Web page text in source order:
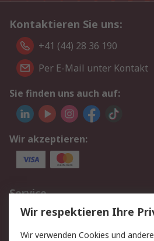
Kontaktieren Sie uns:
+41 (44) 28 36 190
Per E-Mail unter Kontakt
Sie finden uns auch auf:
Wir akzeptieren:
Service
Value Added Services
Rücksendungen
Wir respektieren Ihre
Wir verwenden Cookies und